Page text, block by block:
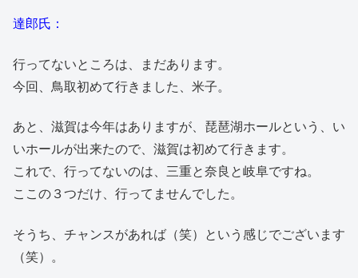
達郎氏：
行ってないところは、まだあります。
今回、鳥取初めて行きました、米子。
あと、滋賀は今年はありますが、琵琶湖ホールという、い
いホールが出来たので、滋賀は初めて行きます。
これで、行ってないのは、三重と奈良と岐阜ですね。
ここの３つだけ、行ってませんでした。
そうち、チャンスがあれば（笑）という感じでございます
（笑）。